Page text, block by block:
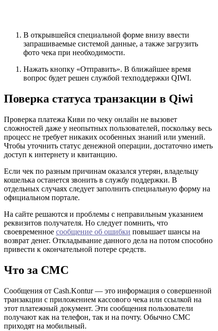
В открывшейся специальной форме внизу ввести
запрашиваемые системой данные, а также загрузить
фото чека при необходимости.
Нажать кнопку «Отправить». В ближайшее время
вопрос будет решен службой техподдержки QIWI.
Поверка статуса транзакции в Qiwi
Проверка платежа Киви по чеку онлайн не вызовет
сложностей даже у неопытных пользователей, поскольку весь
процесс не требует никаких особенных знаний или умений.
Чтобы уточнить статус денежной операции, достаточно иметь
доступ к интернету и квитанцию.
Если чек по разным причинам оказался утерян, владельцу
кошелька останется звонить в службу поддержки. В
отдельных случаях следует заполнить специальную форму на
официальном портале.
На сайте решаются и проблемы с неправильным указанием
реквизитов получателя. Но следует помнить, что
своевременное сообщение об ошибки повышает шансы на
возврат денег. Откладывание данного дела на потом способно
привести к окончательной потере средств.
Что за СМС
Сообщения от Cash.Kontur — это информация о совершенной
транзакции с приложением кассового чека или ссылкой на
этот платежный документ. Эти сообщения пользователи
получают как на телефон, так и на почту. Обычно СМС
приходят на мобильный.